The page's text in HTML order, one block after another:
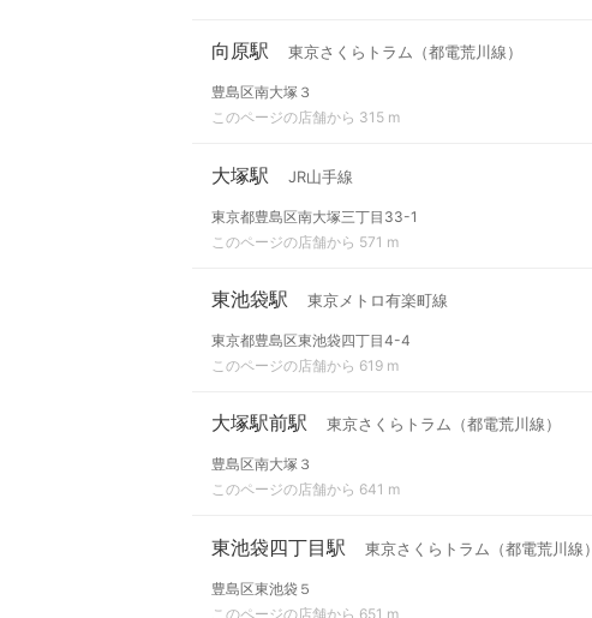
向原駅 東京さくらトラム（都電荒川線）
豊島区南大塚３
このページの店舗から 315 m
大塚駅 JR山手線
東京都豊島区南大塚三丁目33-1
このページの店舗から 571 m
東池袋駅 東京メトロ有楽町線
東京都豊島区東池袋四丁目4-4
このページの店舗から 619 m
大塚駅前駅 東京さくらトラム（都電荒川線）
豊島区南大塚３
このページの店舗から 641 m
東池袋四丁目駅 東京さくらトラム（都電荒川線）
豊島区東池袋５
このページの店舗から 651 m